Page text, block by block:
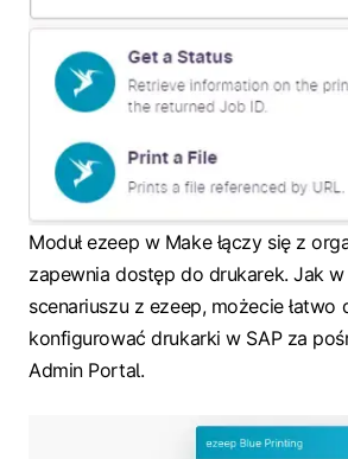
Moduł ezeep w Make łączy się z
zapewnia dostęp do drukarek. Jak
scenariuszu z ezeep, możecie łatwo
konfigurować drukarki w SAP za
Admin Portal.